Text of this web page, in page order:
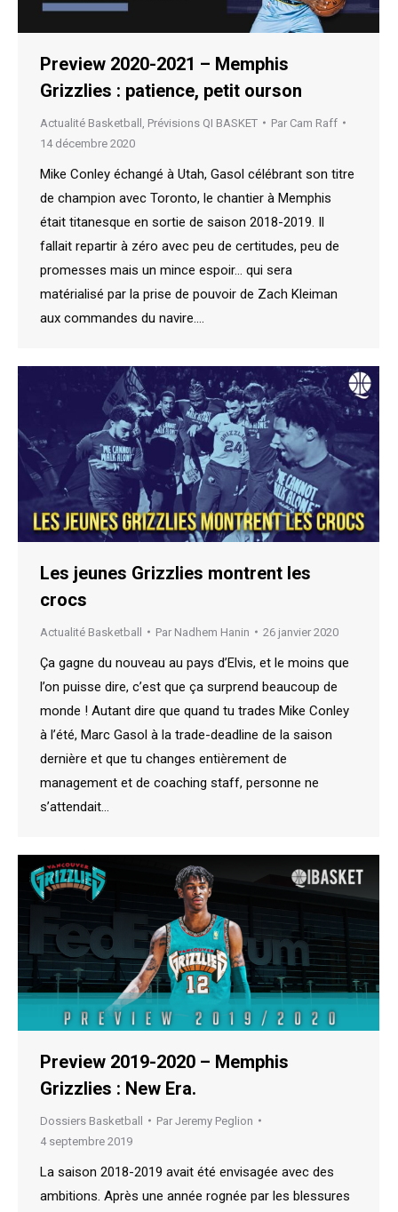
Preview 2020-2021 – Memphis
Grizzlies : patience, petit ourson
Actualité Basketball Prévisions QI BASKET Par Cam Raff
14 décembre 2020
Mike Conley échangé à Utah, Gasol célébrant son titre
de champion avec Toronto, le chantier à Memphis
était titanesque en sortie de saison 2018-2019. Il
fallait repartir à zéro avec peu de certitudes, peu de
promesses mais un mince espoir… qui sera
matérialisé par la prise de pouvoir de Zach Kleiman
aux commandes du navire.…
Les jeunes Grizzlies montrent les
crocs
Actualité Basketball Par Nadhem Hanin 26 janvier 2020
Ça gagne du nouveau au pays d’Elvis, et le moins que
l’on puisse dire, c’est que ça surprend beaucoup de
monde ! Autant dire que quand tu trades Mike Conley
à l’été, Marc Gasol à la trade-deadline de la saison
dernière et que tu changes entièrement de
management et de coaching staff, personne ne
s’attendait…
Preview 2019-2020 – Memphis
Grizzlies : New Era.
Dossiers Basketball Par Jeremy Peglion
4 septembre 2019
La saison 2018-2019 avait été envisagée avec des
ambitions. Après une année rognée par les blessures